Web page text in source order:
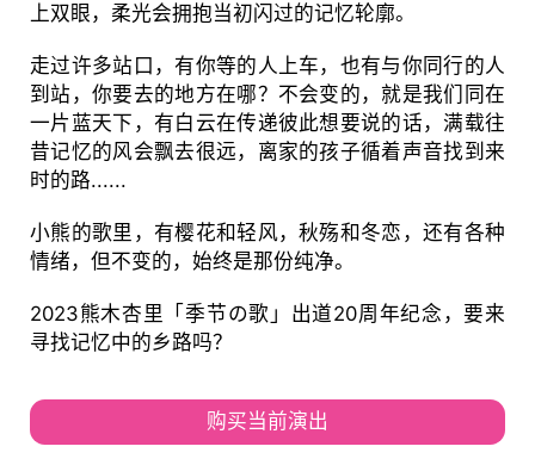
上双眼，柔光会拥抱当初闪过的记忆轮廓。
走过许多站口，有你等的人上车，也有与你同行的人
到站，你要去的地方在哪？不会变的，就是我们同在
一片蓝天下，有白云在传递彼此想要说的话，满载往
昔记忆的风会飘去很远，离家的孩子循着声音找到来
时的路......
小熊的歌里，有樱花和轻风，秋殇和冬恋，还有各种
情绪，但不变的，始终是那份纯净。
2023熊木杏里「季节の歌」出道20周年纪念，要来
寻找记忆中的乡路吗？
购买当前演出